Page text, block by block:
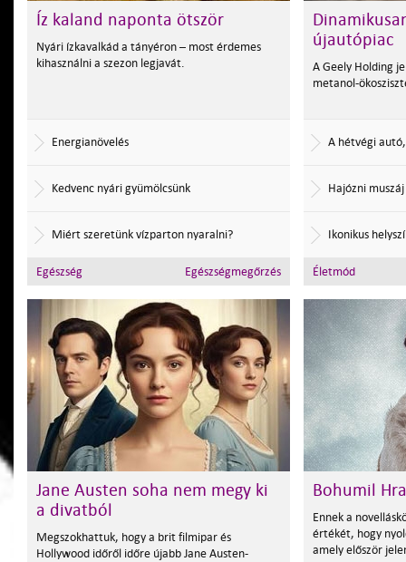
Íz kaland naponta ötször
Nyári ízkavalkád a tányéron – most érdemes
kihasználni a szezon legjavát.
Energianövelés
Kedvenc nyári gyümölcsünk
Miért szeretünk vízparton nyaralni?
Egészség Egészségmegőrzés
újautópiac
A Geely Holding
metanol-
A hétvégi
Hajózni
Ikonikus
Életmód
Jane Austen soha nem megy ki
a divatból
Megszokhattuk, hogy a brit filmipar és
Hollywood időről időre újabb Jane Austen-
Bohumil
Ennek a
értékét, hogy
amely először